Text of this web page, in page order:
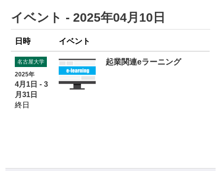
イベント - 2025年04月10日
日時 イベント
名古屋大学
2025年
4月1日 - 3
月31日
終日
起業関連eラーニング